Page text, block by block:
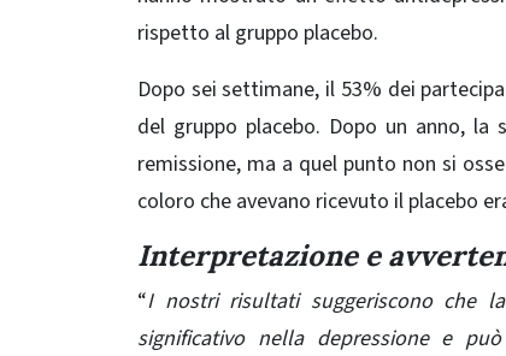
rispetto al gruppo placebo.
Dopo sei settimane, il 53% dei
del gruppo placebo. Dopo un anno,
remissione, ma a quel punto non si
coloro che avevano ricevuto il placebo
Interpretazione e
“I nostri risultati suggeriscono che
significativo nella depressione e